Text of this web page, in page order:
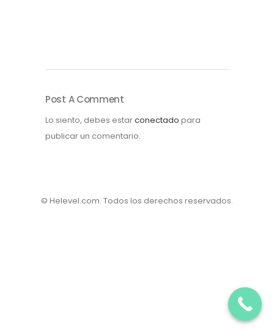
Post A Comment
Lo siento, debes estarconectado para
publicar un comentario.
© Helevel.com. Todos los derechos reservados.